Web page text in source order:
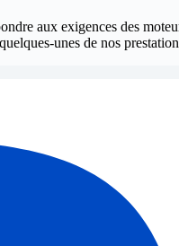
aux exigences des
unes de nos